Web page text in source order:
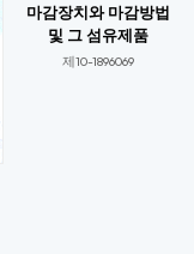
마감장치와 마감방법
및 그 섬유제품
제10-1896069​​